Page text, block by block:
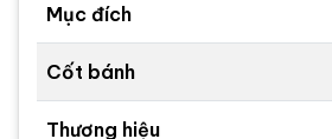
Mục đích
Cốt bánh
Thương hiệu